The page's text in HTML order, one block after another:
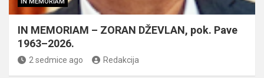
IN MEMORIAM – ZORAN DŽEVLAN, pok. Pave
1963–2026.
2 sedmice ago Redakcija